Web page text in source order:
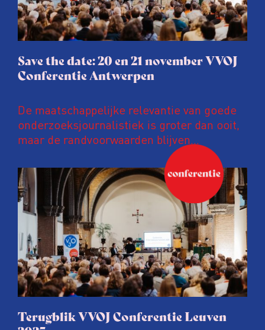
Save the date: 20 en 21 november VVOJ
Conferentie Antwerpen
De maatschappelijke relevantie van goede
onderzoeksjournalistiek is groter dan ooit,
maar de randvoorwaarden blijven
kwetsbaar. Tijdens de komende VVOJ
Conferentie duiken we in De
ongemakkelijke werkelijkheid: een eerlijke
en urgente blik op de staat van ons vak.
Terugblik VVOJ Conferentie Leuven